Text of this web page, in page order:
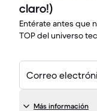
claro!)
Entérate antes que
TOP del universo
Correo
Más información